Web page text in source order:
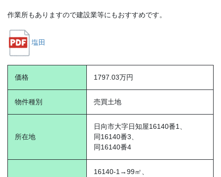
作業所もありますので建設業等にもおすすめです。
塩田
価格 1797.03万円
物件種別 売買土地
所在地
日向市大字日知屋16140番1、
同16140番3、
同16140番4
16140-1→99㎡、